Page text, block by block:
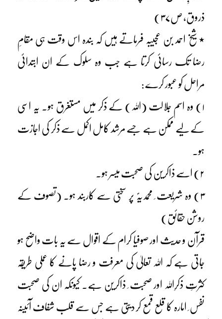
ذروق، ص۳۷)
٭ شیخ احمد بن عجیبہ فرماتے ہیں کہ بندہ اس وقت ہی مقامِ
رضا تک رسائی کرتا ہے جب وہ سلوک کے ان ابتدائی
مراحل کو عبور کرے :
۱) وہ اسم جلالت (اللہ) کے ذکر میں مستغرق ہو۔ یہ اسی
کے لیے ممکن ہے جسے مرشد کامل اکمل سے ذکر کی اجازت
ہو۔
۲) اسے ذاکرین کی صحبت میسر ہو۔
۳) وہ شریعت ِ محمدیہؐ پر سختی سے کاربند ہو۔ (تصوف کے
روشن حقائق)
قرآن و حدیث اور صوفیا کرام کے اقوال سے یہ بات واضح ہو
جاتی ہے کہ اللہ تعالیٰ کی معرفت و رضا پانے کا عملی طریقہ
کثرتِ ذکرِاللہ اور صحبت ِ ذاکرین ہے۔ کیونکہ ان کی صحبت
نفس ِ امارہ کا قلع قمع کر دیتی ہے جس سے قلب شفاف آئینہ